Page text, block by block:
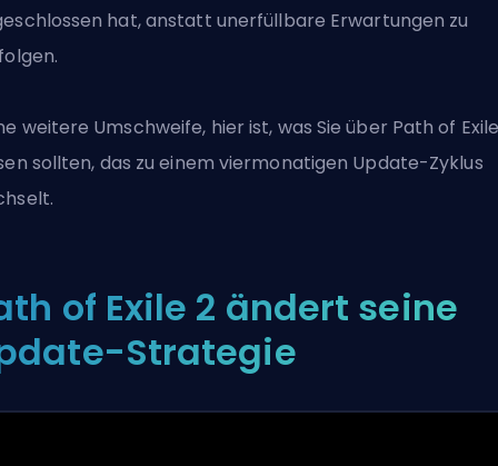
hat, anstatt unerfüllbare Erwartungen zu
weitere Umschweife, hier ist, was Sie über Path of
sollten, das zu einem viermonatigen Update-Zyklus
of Exile 2 ändert seine
Strategie